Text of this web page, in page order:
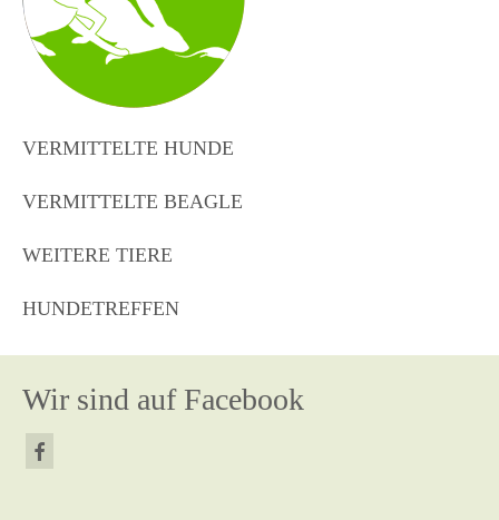
VERMITTELTE HUNDE
VERMITTELTE BEAGLE
WEITERE TIERE
HUNDETREFFEN
Wir sind auf Facebook